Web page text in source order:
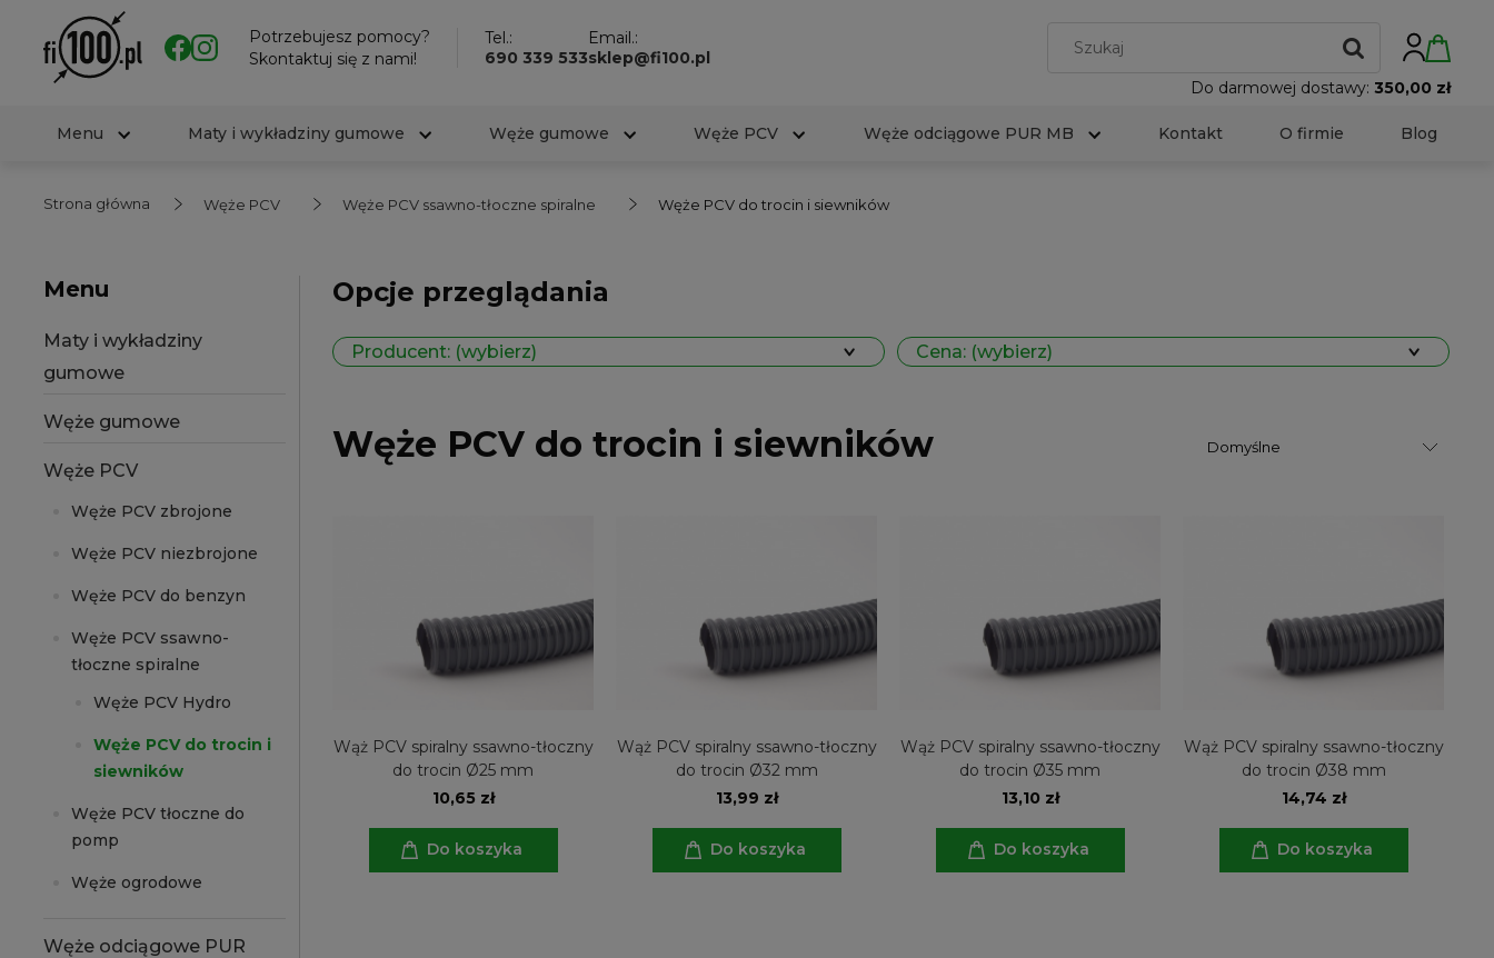
Potrzebujesz pomocy?
Skontaktuj się z nami!
Tel.:
690 339 533
Email.:
sklep@fi100.pl
Do darmowej dostawy: 350,00 zł
Menu Maty i wykładziny gumowe Węże gumowe Węże PCV Węże odciągowe PUR MB Kontakt O firmie Blog
Strona główna Węże PCV Węże PCV ssawno-tłoczne spiralne Węże PCV do trocin i siewników
Menu
Maty i wykładziny
gumowe
Węże gumowe
Węże PCV
Węże PCV zbrojone
Węże PCV niezbrojone
Węże PCV do benzyn
Węże PCV ssawno-
tłoczne spiralne
Węże PCV Hydro
Węże PCV do trocin i
siewników
Węże PCV tłoczne do
pomp
Węże ogrodowe
Węże odciągowe PUR
Opcje przeglądania
Producent: (wybierz) Cena: (wybierz)
Węże PCV do trocin i siewników
Wąż PCV spiralny ssawno-tłoczny
do trocin Ø25 mm
10,65 zł
Do koszyka
Wąż PCV spiralny ssawno-tłoczny
do trocin Ø32 mm
13,99 zł
Do koszyka
Wąż PCV spiralny ssawno-tłoczny
do trocin Ø35 mm
13,10 zł
Do koszyka
Wąż PCV spiralny ssawno-tłoczny
do trocin Ø38 mm
14,74 zł
Do koszyka